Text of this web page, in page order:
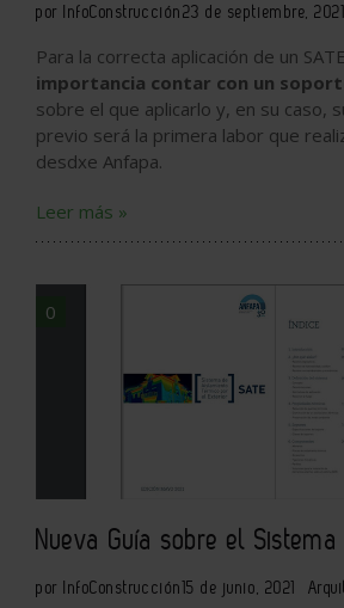
por InfoConstrucción23 de septiembre, 2021
Para la correcta aplicación de un
importancia contar con un
sobre el que aplicarlo y, en su caso,
previo será la primera labor que
desdxe Anfapa.
Leer más »
0
Nueva Guía sobre el Sistema
por InfoConstrucción15 de junio, 2021